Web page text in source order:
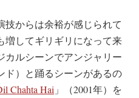
からは余裕が感じられて
増してギリギリになって来
カルシーンでアンジャリー
ド）と踊るシーンがあるの
Chahta Hai 」（2001年）を